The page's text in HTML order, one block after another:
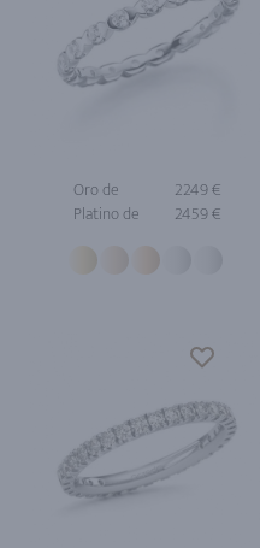
Oro de
2249 €
Platino de
2459 €